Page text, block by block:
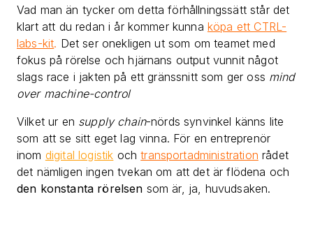
Vad man än tycker om detta förhållningssätt står det
klart att du redan i år kommer kunna köpa ett CTRL-
labs-kit. Det ser onekligen ut som om teamet med
fokus på rörelse och hjärnans output vunnit något
slags race i jakten på ett gränssnitt som ger oss mind
over machine-control
Vilket ur en supply chain-nörds synvinkel känns lite
som att se sitt eget lag vinna. För en entreprenör
inom digital logistik ochtransportadministration rådet
det nämligen ingen tvekan om att det är flödena och
den konstanta rörelsen som är, ja, huvudsaken.